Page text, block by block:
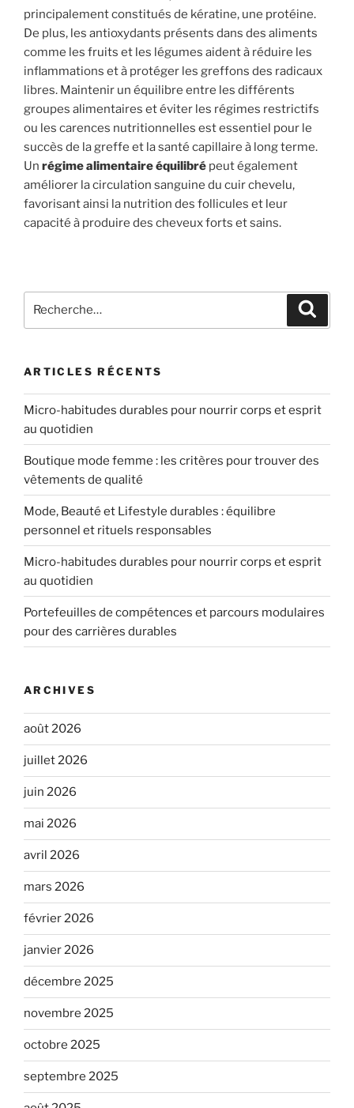
principalement constitués de kératine, une protéine.
De plus, les antioxydants présents dans des aliments
comme les fruits et les légumes aident à réduire les
inflammations et à protéger les greffons des radicaux
libres. Maintenir un équilibre entre les différents
groupes alimentaires et éviter les régimes restrictifs
ou les carences nutritionnelles est essentiel pour le
succès de la greffe et la santé capillaire à long terme.
Un régime alimentaire équilibré peut également
améliorer la circulation sanguine du cuir chevelu,
favorisant ainsi la nutrition des follicules et leur
capacité à produire des cheveux forts et sains.
pour
ARTICLES RÉCENTS
Micro-habitudes durables pour nourrir corps et esprit
au quotidien
Boutique mode femme : les critères pour trouver des
vêtements de qualité
Mode, Beauté et Lifestyle durables : équilibre
personnel et rituels responsables
Micro-habitudes durables pour nourrir corps et esprit
au quotidien
Portefeuilles de compétences et parcours modulaires
pour des carrières durables
ARCHIVES
août 2026
juillet 2026
juin 2026
mai 2026
avril 2026
mars 2026
février 2026
janvier 2026
décembre 2025
novembre 2025
octobre 2025
septembre 2025